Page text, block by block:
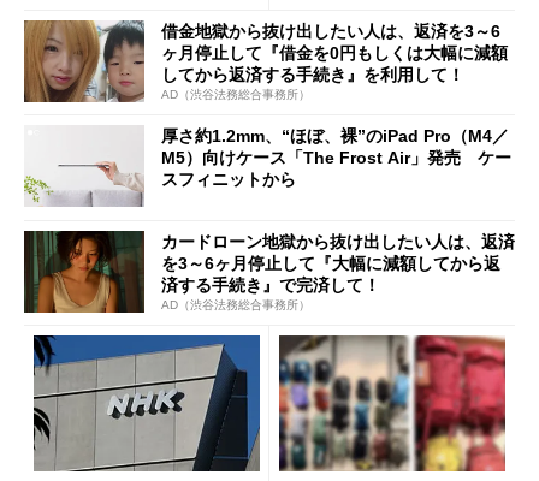
借金地獄から抜け出したい人は、返済を3～6
ヶ月停止して『借金を0円もしくは大幅に減額
してから返済する手続き』を利用して！
AD（渋谷法務総合事務所）
厚さ約1.2mm、“ほぼ、裸”のiPad Pro（M4／
M5）向けケース「The Frost Air」発売 ケー
スフィニットから
カードローン地獄から抜け出したい人は、返済
を3～6ヶ月停止して『大幅に減額してから返
済する手続き』で完済して！
AD（渋谷法務総合事務所）